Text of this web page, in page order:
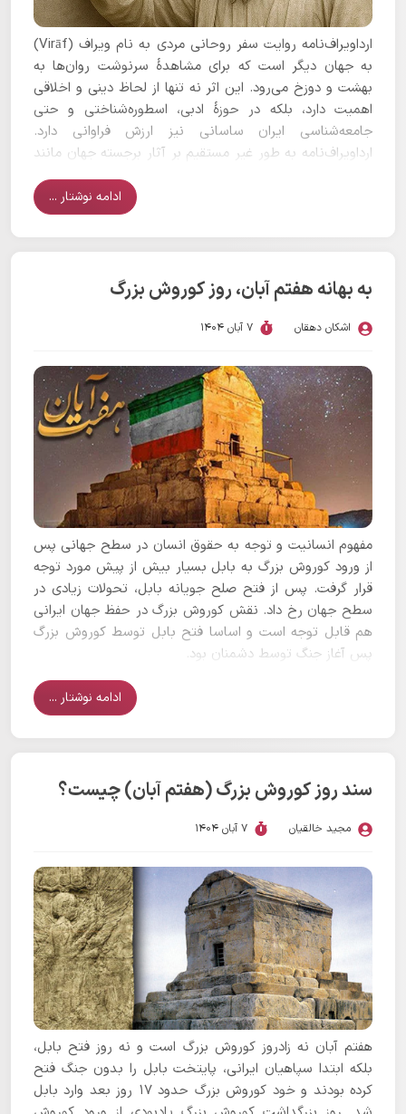
ارداویراف‌نامه روایت سفر روحانی مردی به نام ویراف (Virāf)
به جهان دیگر است که برای مشاهدهٔ سرنوشت روان‌ها به
بهشت و دوزخ می‌رود. این اثر نه تنها از لحاظ دینی و اخلاقی
اهمیت دارد، بلکه در حوزهٔ ادبی، اسطوره‌شناختی و حتی
جامعه‌شناسی ایران ساسانی نیز ارزش فراوانی دارد.
ارداویراف‌نامه به طور غیر مستقیم بر آثار برجسته جهان مانند
ادامه نوشتار ...
به بهانه هفتم آبان، روز کوروش بزرگ
اشکان دهقان 7 آبان 1404
مفهوم انسانیت و توجه به حقوق انسان در سطح جهانی پس
از ورود کوروش بزرگ به بابل بسیار بیش از پیش مورد توجه
قرار گرفت. پس از فتح صلح جویانه بابل، تحولات زیادی در
سطح جهان رخ داد. نقش کوروش بزرگ در حفظ جهان ایرانی
هم قابل توجه است و اساسا فتح بابل توسط کوروش بزرگ
پس آغاز جنگ توسط دشمنان بود.
ادامه نوشتار ...
سند روز کوروش بزرگ (هفتم آبان) چیست؟
مجید خالقیان 7 آبان 1404
هفتم آبان نه زادروز کوروش بزرگ است و نه روز فتح بابل،
بلکه ابتدا سپاهیان ایرانی، پایتخت بابل را بدون جنگ فتح
کرده بودند و خود کوروش بزرگ حدود ۱۷ روز بعد وارد بابل